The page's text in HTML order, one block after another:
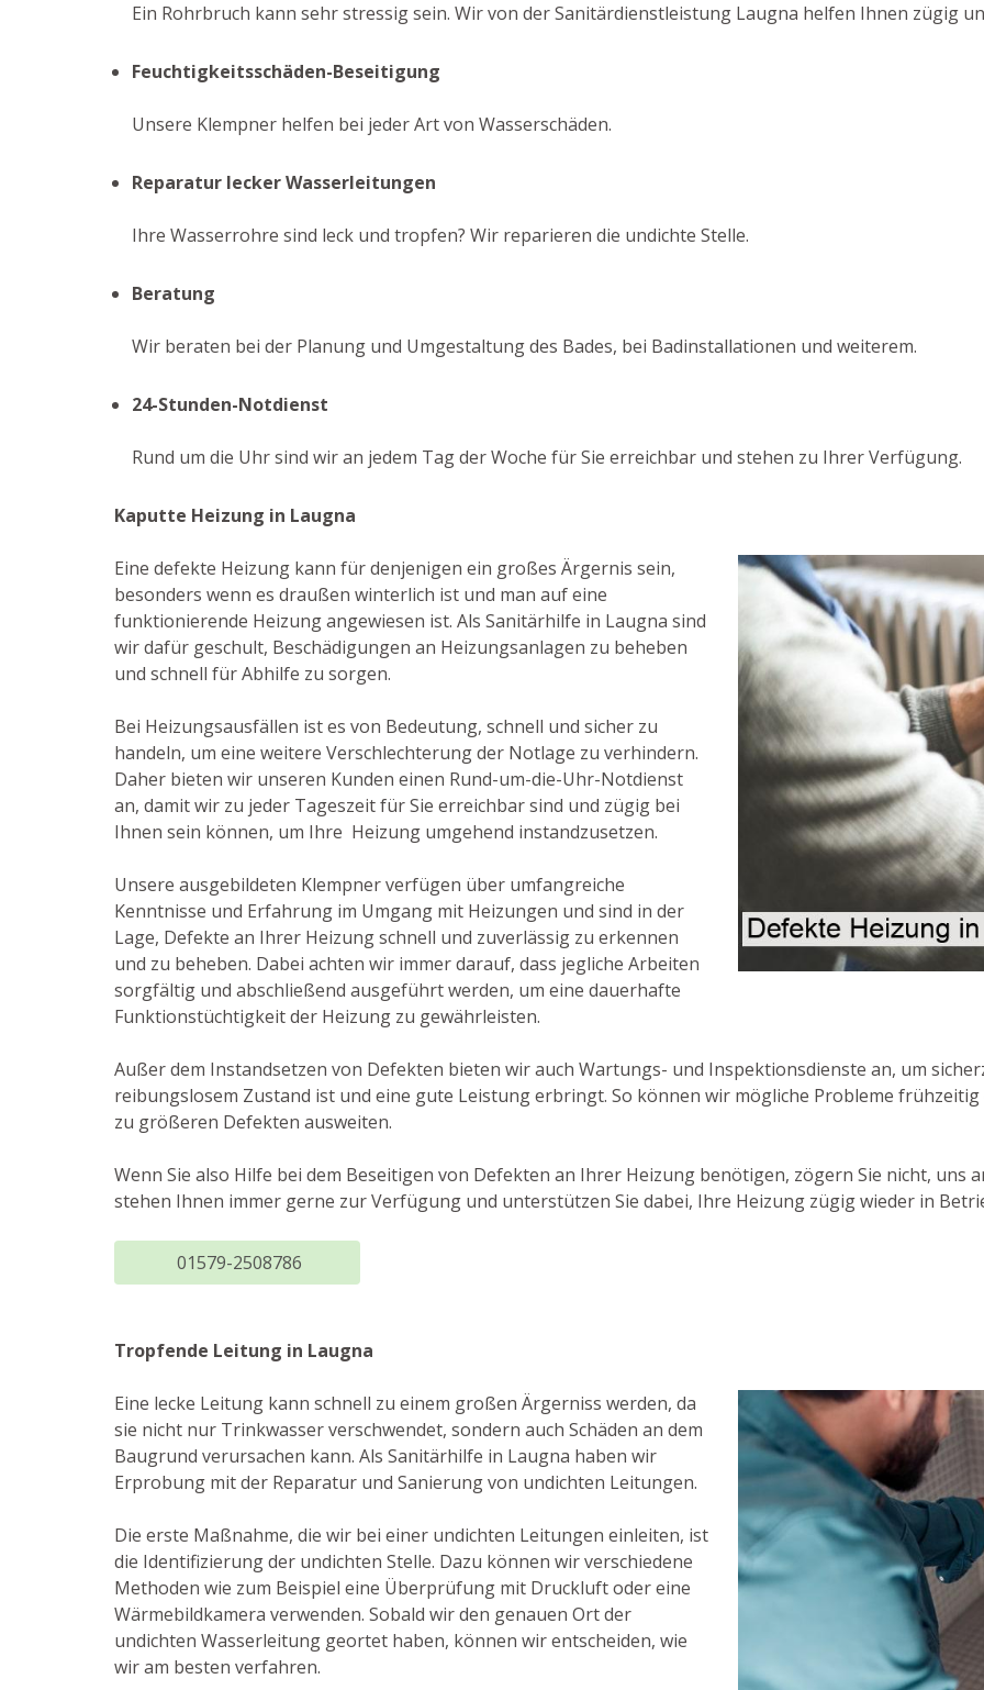
Ein Rohrbruch kann sehr stressig sein. Wir von der Sanitärdienstleistung Laugna helfen Ihnen zügig
Feuchtigkeitsschäden-Beseitigung
Unsere Klempner helfen bei jeder Art von Wasserschäden.
Reparatur lecker Wasserleitungen
Ihre Wasserrohre sind leck und tropfen? Wir reparieren die undichte Stelle.
Beratung
Wir beraten bei der Planung und Umgestaltung des Bades, bei Badinstallationen und weiterem.
24-Stunden-Notdienst
Rund um die Uhr sind wir an jedem Tag der Woche für Sie erreichbar und stehen zu Ihrer Verfügung.
Kaputte Heizung in Laugna
Eine defekte Heizung kann für denjenigen ein großes Ärgernis sein,
besonders wenn es draußen winterlich ist und man auf eine
funktionierende Heizung angewiesen ist. Als Sanitärhilfe in Laugna sind
wir dafür geschult, Beschädigungen an Heizungsanlagen zu beheben
und schnell für Abhilfe zu sorgen.
Bei Heizungsausfällen ist es von Bedeutung, schnell und sicher zu
handeln, um eine weitere Verschlechterung der Notlage zu verhindern.
Daher bieten wir unseren Kunden einen Rund-um-die-Uhr-Notdienst
an, damit wir zu jeder Tageszeit für Sie erreichbar sind und zügig bei
Ihnen sein können, um Ihre Heizung umgehend instandzusetzen.
Unsere ausgebildeten Klempner verfügen über umfangreiche
Kenntnisse und Erfahrung im Umgang mit Heizungen und sind in der
Lage, Defekte an Ihrer Heizung schnell und zuverlässig zu erkennen
und zu beheben. Dabei achten wir immer darauf, dass jegliche Arbeiten
sorgfältig und abschließend ausgeführt werden, um eine dauerhafte
Funktionstüchtigkeit der Heizung zu gewährleisten.
Außer dem Instandsetzen von Defekten bieten wir auch Wartungs- und Inspektionsdienste an, um
reibungslosem Zustand ist und eine gute Leistung erbringt. So können wir mögliche Probleme
zu größeren Defekten ausweiten.
Wenn Sie also Hilfe bei dem Beseitigen von Defekten an Ihrer Heizung benötigen, zögern Sie nicht, uns
stehen Ihnen immer gerne zur Verfügung und unterstützen Sie dabei, Ihre Heizung zügig wieder in
01579-2508786
Tropfende Leitung in Laugna
Eine lecke Leitung kann schnell zu einem großen Ärgerniss werden, da
sie nicht nur Trinkwasser verschwendet, sondern auch Schäden an dem
Baugrund verursachen kann. Als Sanitärhilfe in Laugna haben wir
Erprobung mit der Reparatur und Sanierung von undichten Leitungen.
Die erste Maßnahme, die wir bei einer undichten Leitungen einleiten, ist
die Identifizierung der undichten Stelle. Dazu können wir verschiedene
Methoden wie zum Beispiel eine Überprüfung mit Druckluft oder eine
Wärmebildkamera verwenden. Sobald wir den genauen Ort der
undichten Wasserleitung geortet haben, können wir entscheiden, wie
wir am besten verfahren.